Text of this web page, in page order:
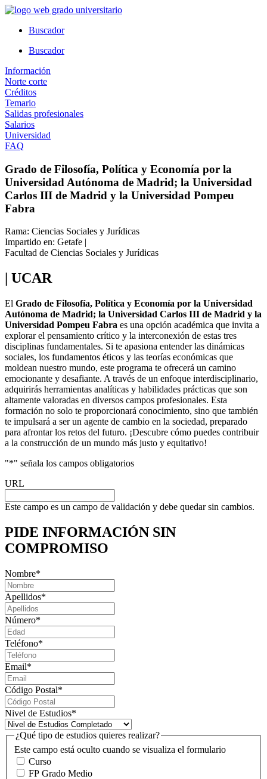
Ir
contenidoBuscador
Buscador
Información
Norte corte
Créditos
Temario
Salidas profesionales
Salarios
Universidad
FAQ
Grado de Filosofía, Política y Economía por la
Universidad Autónoma de Madrid; la Universidad
Carlos III de Madrid y la Universidad Pompeu
Fabra
Rama: Ciencias Sociales y Jurídicas
Impartido en: Getafe |
Facultad de Ciencias Sociales y Jurídicas
| UCAR
El Grado de Filosofía, Política y Economía por la Universidad
Autónoma de Madrid; la Universidad Carlos III de Madrid y la
Universidad Pompeu Fabra es una opción académica que invita a
explorar el pensamiento crítico y la interconexión de estas tres
disciplinas fundamentales. Si te apasiona entender las dinámicas
sociales, los fundamentos éticos y las teorías económicas que
moldean nuestro mundo, este programa te ofrecerá un camino
emocionante y desafiante. A través de un enfoque interdisciplinario,
adquirirás herramientas analíticas y habilidades prácticas que son
altamente valoradas en diversos campos profesionales. Esta
formación no solo te proporcionará conocimiento, sino que también
te impulsará a ser un agente de cambio en la sociedad, preparado
para afrontar los retos del futuro. ¡Descubre cómo puedes contribuir
a la construcción de un mundo más justo y equitativo!
"*" señala los campos obligatorios
URL
Este campo es un campo de validación y debe quedar sin cambios.
PIDE INFORMACIÓN SIN
COMPROMISO
Nombre*
Apellidos*
Número*
Teléfono*
Email*
Código Postal*
Nivel de Estudios*
Este campo está oculto cuando se visualiza el formulario
¿Qué tipo de estudios quieres realizar?
Curso
FP Grado Medio